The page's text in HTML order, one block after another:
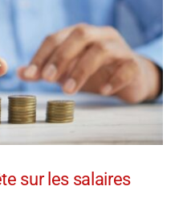
sur les salaires